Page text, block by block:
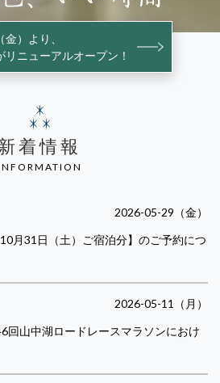
）より、
リニューアルオープン！
着情報
2026-05-29（金）
月31日（土）ご宿泊分】のご予約につ
2026-05-11（月）
回山中湖ロードレースマラソンにおけ